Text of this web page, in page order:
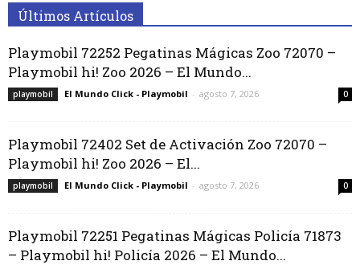
Últimos Artículos
Playmobil 72252 Pegatinas Mágicas Zoo 72070 –
Playmobil hi! Zoo 2026 – El Mundo...
playmobil El Mundo Click - Playmobil - agosto 7, 2026 0
Playmobil 72402 Set de Activación Zoo 72070 –
Playmobil hi! Zoo 2026 – El...
playmobil El Mundo Click - Playmobil - agosto 7, 2026 0
Playmobil 72251 Pegatinas Mágicas Policía 71873
– Playmobil hi! Policía 2026 – El Mundo...